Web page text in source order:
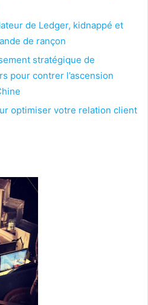
de Ledger, kidnappé et
de rançon
stratégique de
pour contrer l’ascension
optimiser votre relation client